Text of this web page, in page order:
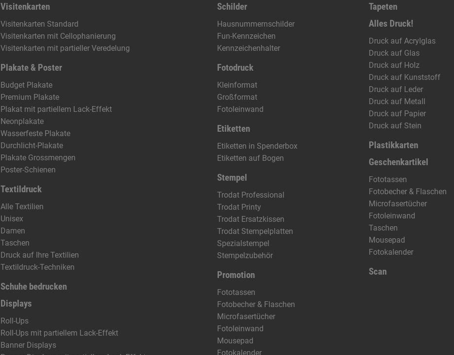
Visitenkarten
Visitenkarten Standard
Visitenkarten mit Cellophanierung
Visitenkarten mit partieller Veredelung
Plakate & Poster
Budget Plakate
Premium Plakate
Plakat mit partiellem Lack-Effekt
Neonplakate
Wasserfeste Plakate
Durchlicht-Plakate
Plakate Grossmengen
Poster-Schienen
Textildruck
Alle Textilien
Unisex
Damen
Taschen
Druck auf Ihre Textilien
Textildruck-Techniken
Schuhe bedrucken
Displays
Roll-Ups
Roll-Ups mit partiellem Lack-Effekt
Banner Displays
Schilder
Hausnummernschilder
Fun-Kennzeichen
Kennzeichenhalter
Fotodruck
Kleinformat
Großformat
Fotoleinwand
Etiketten
Etiketten in Spenderbox
Etiketten auf Bogen
Stempel
Trodat Professional
Trodat Printy
Trodat Ersatzkissen
Trodat Stempelplatten
Spezialstempel
Stempelzubehör
Promotion
Fototassen
Fotobecher & Flaschen
Microfasertücher
Fotoleinwand
Mousepad
Fotokalender
Tapeten
Alles Druck!
Druck auf Acrylglas
Druck auf Glas
Druck auf Holz
Druck auf Kunststoff
Druck auf Leder
Druck auf Metall
Druck auf Papier
Druck auf Stein
Plastikkarten
Geschenkartikel
Fototassen
Fotobecher & Flaschen
Microfasertücher
Fotoleinwand
Taschen
Mousepad
Fotokalender
Scan